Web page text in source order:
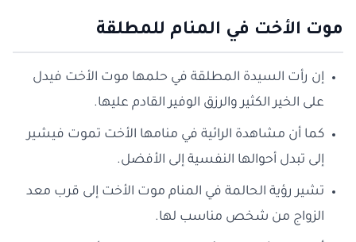
موت الأخت في المنام للمطلقة
إن رأت السيدة المطلقة في حلمها موت الأخت فيدل
على الخير الكثير والرزق الوفير القادم عليها.
كما أن مشاهدة الرائية في منامها الأخت تموت فيشير
إلى تبدل أحوالها النفسية إلى الأفضل.
تشير رؤية الحالمة في المنام موت الأخت إلى قرب معد
الزواج من شخص مناسب لها.